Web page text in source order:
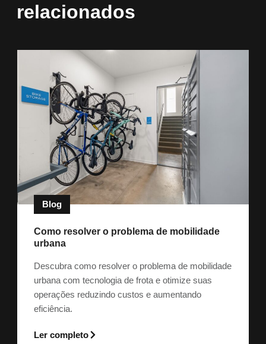
relacionados
Blog
Como resolver o problema de mobilidade
urbana
Descubra como resolver o problema de mobilidade
urbana com tecnologia de frota e otimize suas
operações reduzindo custos e aumentando
eficiência.
Ler completo